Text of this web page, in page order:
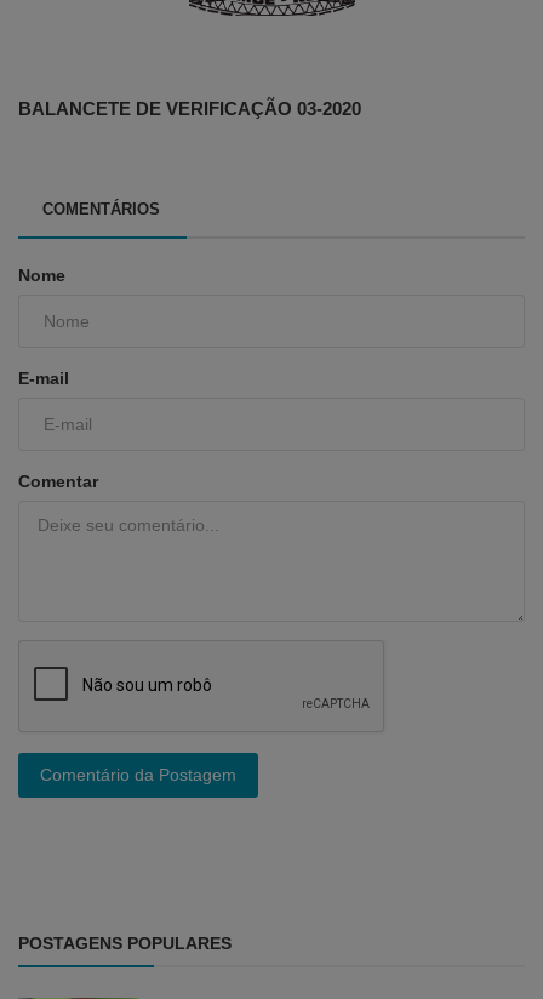
BALANCETE DE VERIFICAÇÃO 03-2020
COMENTÁRIOS
Nome
E-mail
Comentar
Comentário da Postagem
POSTAGENS POPULARES